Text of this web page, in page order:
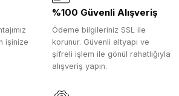
işinize
%100 Güvenli Alışveriş
Ödeme bilgileriniz SSL ile
korunur. Güvenli altyapı ve
şifreli işlem ile gönül rahatlığıyla
alışveriş yapın.